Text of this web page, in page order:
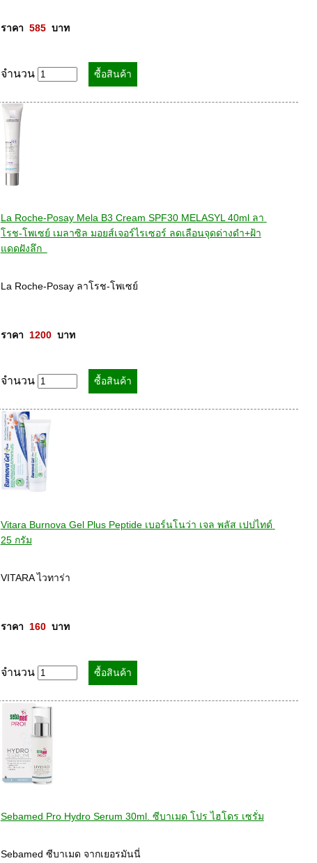
ราคา 585
  บาท
จำนวน
La Roche-Posay Mela B3 Cream SPF30 MELASYL 40ml ลา
โรช-โพเซย์ เมลาซิล มอยส์เจอร์ไรเซอร์ ลดเลือนจุดด่างดำ+ฝ้า
แดดฝังลึก
La Roche-Posay ลาโรช-โพเซย์
ราคา 1200
  บาท
จำนวน
Vitara Burnova Gel Plus Peptide เบอร์นโนว่า เจล พลัส เปปไทด์
25 กรัม
VITARA ไวทาร่า
ราคา 160
  บาท
จำนวน
Sebamed Pro Hydro Serum 30ml. ซีบาเมด โปร ไฮโดร เซรั่ม
Sebamed ซีบาเมด จากเยอรมันนี่